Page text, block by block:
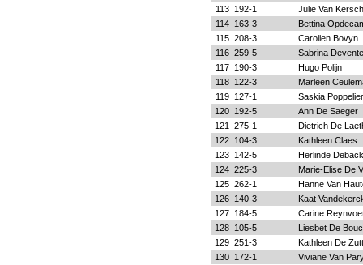
113 192-1
Julie Van
114 163-3
Bettina
115 208-3
Carolien Bovyn
116 259-5
Sabrina
117 190-3
Hugo Polijn
118 122-3
Marleen
119 127-1
Saskia Poppelier
120 192-5
Ann De Saeger
121
275-1
Dietrich De
122 104-3
Kathleen Claes
123 142-5
Herlinde
124 225-3
Marie-Elise De
125 262-1
Hanne Van
126 140-3
Kaat
127 184-5
Carine
128 105-5
Liesbet De
129 251-3
Kathleen De
130 172-1
Viviane Van